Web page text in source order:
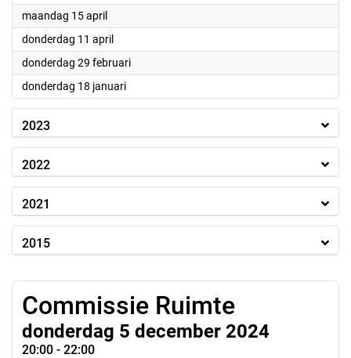
maandag 15 april2024
donderdag 11 april2024
donderdag 29 februari2024
donderdag 18 januari2024
2023
2022
2021
2015
Commissie Ruimte
donderdag 5 december 2024
20:00 - 22:00